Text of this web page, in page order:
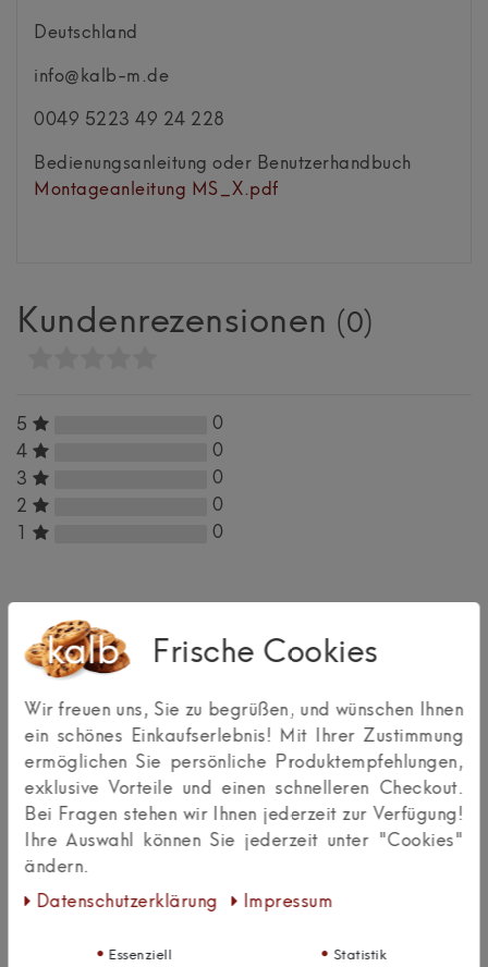
Deutschland
info@kalb-m.de
0049 5223 49 24 228
Bedienungsanleitung oder Benutzerhandbuch
Montageanleitung MS_X.pdf
Kundenrezensionen (0)
5
0
4
0
3
0
2
0
1
0
Bewertungssterne
von
5
Bewertungssternen
von
5
Bewertungssternen
von
5
Bewertungssternen
2
von
5
Bewertungssternen
1
von
5
Bewertungssternen
Ihr
Anzeigename
(optional)
Platzhalter
Überschrift
Textbewertung
zumRezension senden
Frische Cookies
Wir freuen uns, Sie zu begrüßen, und wünschen Ihnen
ein schönes Einkaufserlebnis! Mit Ihrer Zustimmung
ermöglichen Sie persönliche Produktempfehlungen,
exklusive Vorteile und einen schnelleren Checkout.
Bei Fragen stehen wir Ihnen jederzeit zur Verfügung!
Ihre Auswahl können Sie jederzeit unter "Cookies"
ändern.
Daten­schutz­erklärung
Impressum
Essenziell Statistik